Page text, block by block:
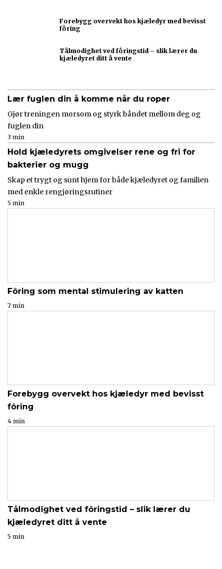
Forebygg overvekt hos kjæledyr med bevisst
fôring
Tålmodighet ved fôringstid – slik lærer du
kjæledyret ditt å vente
Lær fuglen din å komme når du roper
Gjør treningen morsom og styrk båndet mellom deg og
fuglen din
3 min
Hold kjæledyrets omgivelser rene og fri for
bakterier og mugg
Skap et trygt og sunt hjem for både kjæledyret og familien
med enkle rengjøringsrutiner
5 min
Fôring som mental stimulering av katten
7 min
Forebygg overvekt hos kjæledyr med bevisst
fôring
4 min
Tålmodighet ved fôringstid – slik lærer du
kjæledyret ditt å vente
5 min